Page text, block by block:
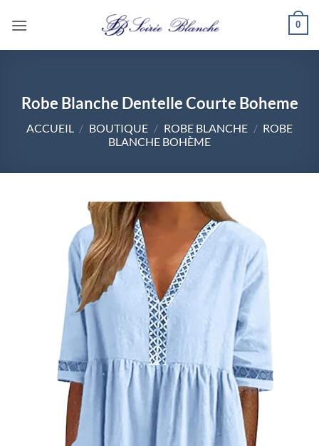
0
Robe Blanche Dentelle Courte Boheme
ACCUEIL / BOUTIQUE / ROBE BLANCHE / ROBE
BLANCHE BOHÈME